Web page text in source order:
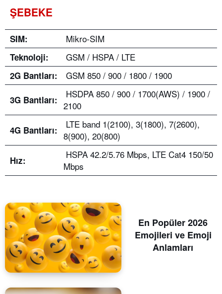
ŞEBEKE
SIM: Mikro-SIM
Teknoloji: GSM / HSPA / LTE
2G Bantları: GSM 850 / 900 / 1800 / 1900
3G Bantları:
HSDPA 850 / 900 / 1700(AWS) / 1900 /
2100
4G Bantları:
LTE band 1(2100), 3(1800), 7(2600),
8(900), 20(800)
Hız:
HSPA 42.2/5.76 Mbps, LTE Cat4 150/50
Mbps
En Popüler 2026
Emojileri ve Emoji
Anlamları